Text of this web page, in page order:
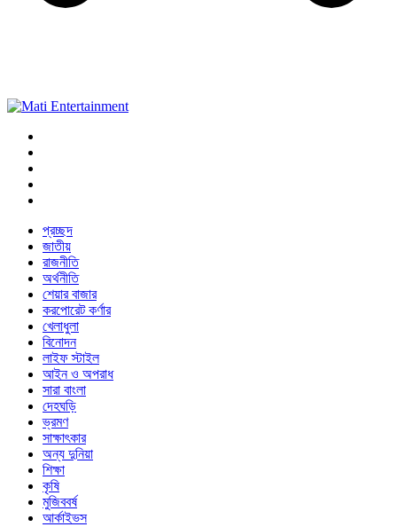
প্রচ্ছদ
জাতীয়
রাজনীতি
অর্থনীতি
শেয়ার বাজার
করপোরেট কর্ণার
খেলাধুলা
বিনোদন
লাইফ স্টাইল
আইন ও অপরাধ
সারা বাংলা
দেহঘড়ি
ভ্রমণ
সাক্ষাৎকার
অন্য দুনিয়া
শিক্ষা
কৃষি
মুজিববর্ষ
আর্কাইভস